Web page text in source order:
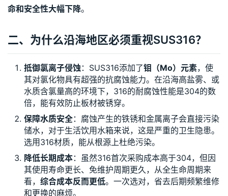
命和安全性大幅下降。
二、为什么沿海地区必须重视SUS316？
抵御氯离子侵蚀 ：SUS316添加了钼（Mo）元素，使
其对氯化物具有超强的抗腐蚀能力。在沿海高盐雾、或
水质含氯量高的环境下，316的耐腐蚀性能是304的数
倍，能有效防止板材被锈穿。
保障水质安全：腐蚀产生的铁锈和金属离子会直接污染
储水，对于生活饮用水箱来说，这是严重的卫生隐患。
选用316材质，能从根源上杜绝污染。
降低长期成本：虽然316首次采购成本高于304，但因
其使用寿命更长、免维护周期更久，从全生命周期来
看， 综合成本反而更低。一次选对，省去后期频繁维修
和更换的麻烦。